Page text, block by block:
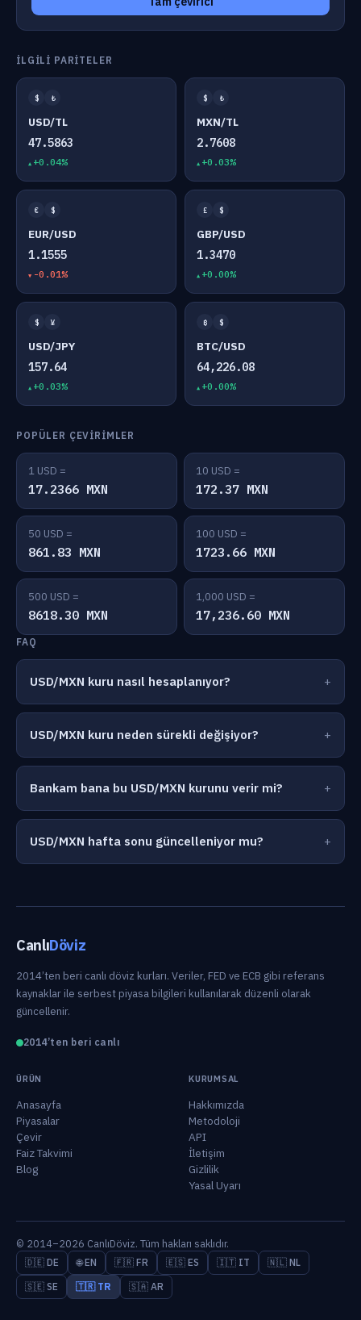
İLGILI PARITELER
$ ₺
USD/TL
47.5863
+0.04%
$ ₺
MXN/TL
2.7608
+0.03%
€ $
EUR/USD
1.1555
-0.01%
£ $
GBP/USD
1.3470
+0.00%
$ ¥
USD/JPY
157.64
+0.03%
₿ $
BTC/USD
64,226.08
+0.00%
POPÜLER ÇEVIRIMLER
1 USD =
17.2366 MXN
10 USD =
172.37 MXN
50 USD =
861.83 MXN
100 USD =
1723.66 MXN
500 USD =
8618.30 MXN
1,000 USD =
17,236.60 MXN
FAQ
USD/MXN kuru nasıl hesaplanıyor?
USD/MXN kuru neden sürekli değişiyor?
Bankam bana bu USD/MXN kurunu verir mi?
USD/MXN hafta sonu güncelleniyor mu?
CanlıDöviz
2014’ten beri canlı döviz kurları. Veriler, FED ve ECB gibi referans
kaynaklar ile serbest piyasa bilgileri kullanılarak düzenli olarak
güncellenir.
2014’ten beri canlı
ÜRÜN
Anasayfa
Piyasalar
Çevir
Faiz Takvimi
Blog
KURUMSAL
Hakkımızda
Metodoloji
API
İletişim
Gizlilik
Yasal Uyarı
© 2014–2026 CanlıDöviz. Tüm hakları saklıdır.
🇩🇪 DE 🌐 EN 🇫🇷 FR 🇪🇸 ES 🇮🇹 IT
🇳🇱 NL
🇸🇪 SE
🇹🇷 TR 🇸🇦 AR